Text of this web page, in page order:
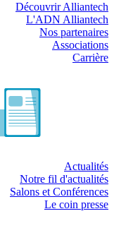
Découvrir Alliantech
L'ADN Alliantech
Nos partenaires
Associations
Carrière
Actualités
Notre fil d'actualités
Salons et Conférences
Le coin presse